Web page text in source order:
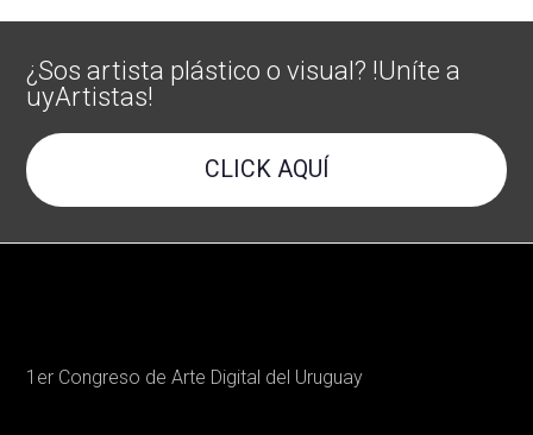
¿Sos artista plástico o visual? !Uníte a
uyArtistas!
CLICK AQUÍ
1er Congreso de Arte Digital del Uruguay